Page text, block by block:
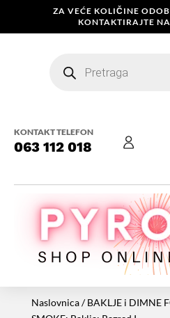
ZA VEĆE KOLIČINE
KONTAKTIRAJTE
search
KONTAKT TELEFON
063 112 018
Naslovnica/BAKLJE i DIMNE